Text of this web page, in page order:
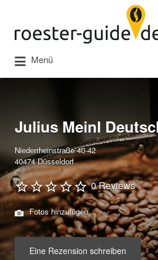
Menü
Julius Meinl
Niederrheinstraße 40-42
40474 Düsseldorf
0 Reviews
Fotos hinzufügen
Eine Rezension schreiben